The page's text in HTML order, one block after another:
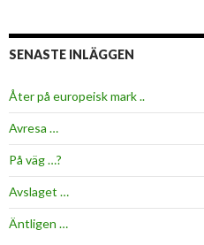
SENASTE INLÄGGEN
Åter på europeisk mark ..
Avresa …
På väg …?
Avslaget …
Äntligen …